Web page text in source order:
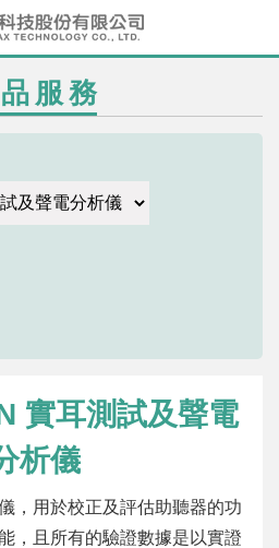
服務
實耳測試及聲電
析儀
，用於校正及評估助聽器的功
，且所有的驗證數據是以實證